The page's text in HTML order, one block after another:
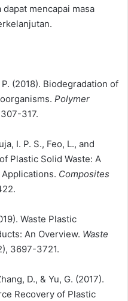
mencapai masa
(2018). Biodegradation of
Polymer
317.
I. P. S., Feo, L., and
Plastic Solid Waste: A
Composites
Waste Plastic
An Overview. Waste
3697-3721.
D., & Yu, G. (2017).
Recovery of Plastic